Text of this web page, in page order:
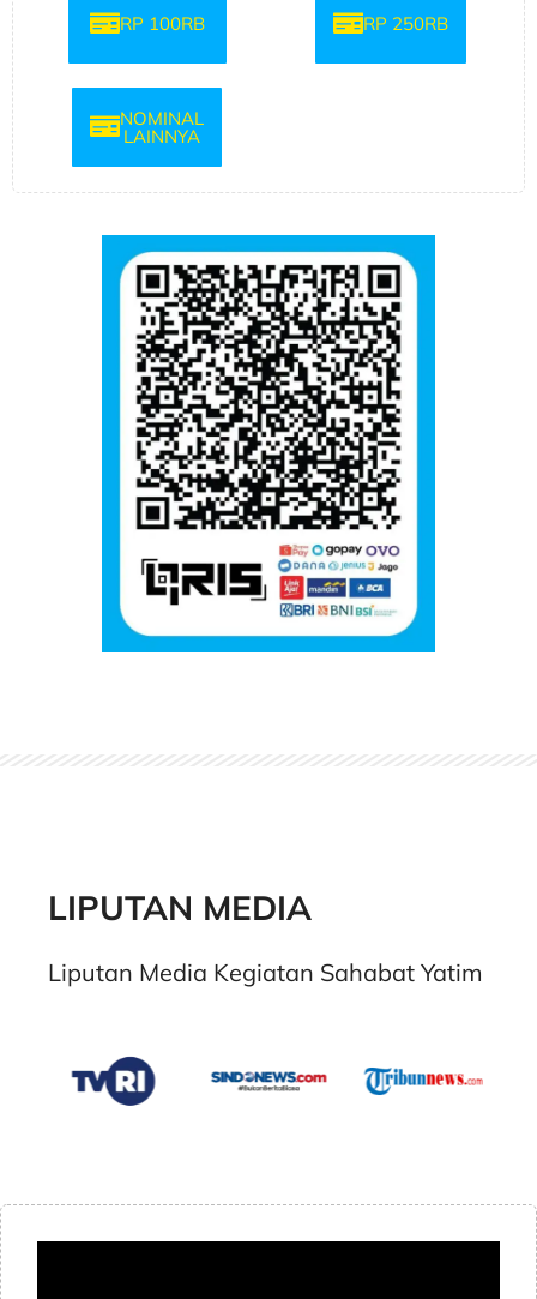
RP 100RB RP 250RB
NOMINAL
LAINNYA
LIPUTAN MEDIA
Liputan Media Kegiatan Sahabat Yatim